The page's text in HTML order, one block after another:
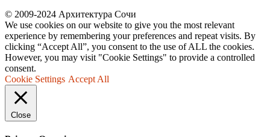
© 2009-2024 Архитектура Сочи
We use cookies on our website to give you the most relevant
experience by remembering your preferences and repeat visits. By
clicking “Accept All”, you consent to the use of ALL the cookies.
However, you may visit "Cookie Settings" to provide a controlled
consent.
Cookie Settings Accept All
Close